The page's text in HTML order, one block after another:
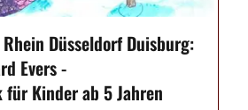
Düsseldorf Duisburg:
Evers -
Kinder ab 5 Jahren